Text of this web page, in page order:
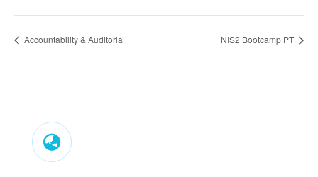
Accountability & Auditoria NIS2 Bootcamp PT
